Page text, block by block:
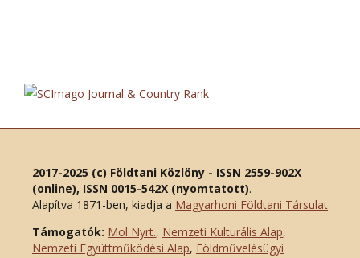
2017-2025 (c) Földtani Közlöny - ISSN 2559-902X
(online), ISSN 0015-542X (nyomtatott).
Alapítva 1871-ben, kiadja a Magyarhoni Földtani Társulat
Támogatók: Mol Nyrt., Nemzeti Kulturális Alap,
Nemzeti Együttműködési Alap, Földművelésügyi